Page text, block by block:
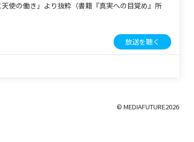
使の働き」より抜粋（書籍『真実への目覚め』所
放送を聴く
© MEDIAFUTURE2026